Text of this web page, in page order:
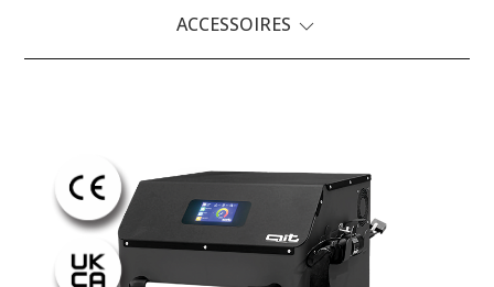
ACCESSOIRES